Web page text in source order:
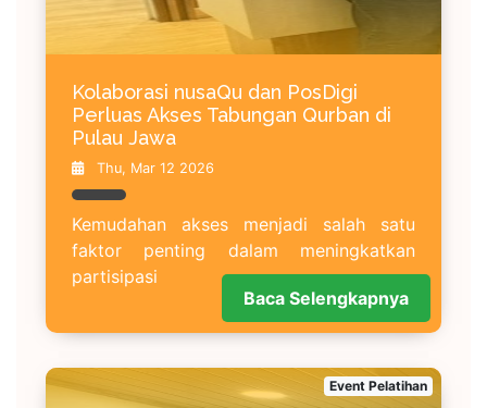
Kolaborasi nusaQu dan PosDigi
Perluas Akses Tabungan Qurban di
Pulau Jawa
Thu, Mar 12 2026
Kemudahan akses menjadi salah satu
faktor penting dalam meningkatkan
partisipasi
Baca Selengkapnya
Event Pelatihan